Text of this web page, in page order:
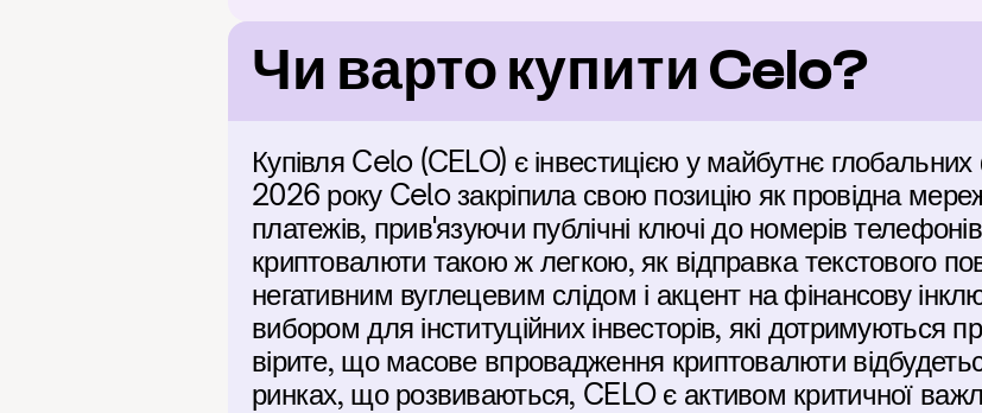
Чи варто купити Celo?
Купівля Celo (CELO) є інвестицією у майбутнє
2026 року Celo закріпила свою позицію як провідна
платежів, прив'язуючи публічні ключі до номерів
криптовалюти такою ж легкою, як відправка текстового
негативним вуглецевим слідом і акцент на фінансову
вибором для інституційних інвесторів, які дотримуються
вірите, що масове впровадження криптовалюти
ринках, що розвиваються, CELO є активом критичної